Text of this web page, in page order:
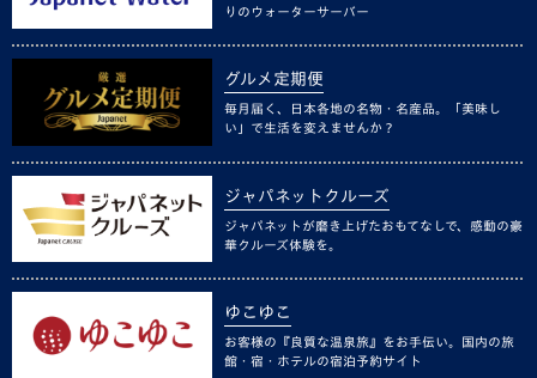
りのウォーターサーバー
グルメ定期便
毎月届く、日本各地の名物・名産品。「美味し
い」で生活を変えませんか？
ジャパネットクルーズ
ジャパネットが磨き上げたおもてなしで、感動の豪
華クルーズ体験を。
ゆこゆこ
お客様の『良質な温泉旅』をお手伝い。国内の旅
館・宿・ホテルの宿泊予約サイト